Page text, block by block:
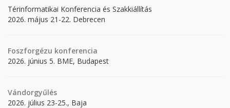
Térinformatikai Konferencia és Szakkiállítás
2026. május 21-22. Debrecen
Foszforgézu konferencia
2026. június 5. BME, Budapest
Vándorgyűlés
2026. július 23-25., Baja